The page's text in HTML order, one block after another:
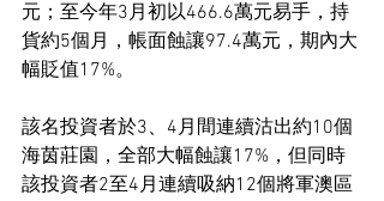
元；至今年3月初以466.6萬元易手，持
貨約5個月，帳面蝕讓97.4萬元，期內大
幅貶值17%。
該名投資者於3、4月間連續沽出約10個
海茵莊園，全部大幅蝕讓17%，但同時
該投資者2至4月連續吸納12個將軍澳區